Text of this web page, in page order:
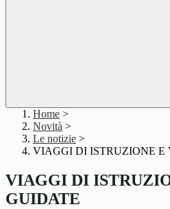
Home >
Novità >
Le notizie >
VIAGGI DI ISTRUZIONE E
VIAGGI DI
GUIDATE